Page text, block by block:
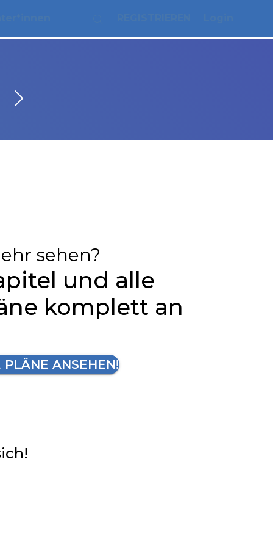
sehen?
und alle
komplett an
ANSEHEN!